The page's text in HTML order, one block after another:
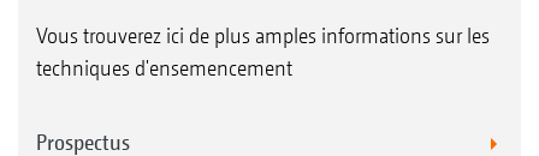
Vous trouverez ici de plus amples informations sur les
techniques d'ensemencement
Prospectus